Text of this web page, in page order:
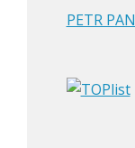
PETR PAN